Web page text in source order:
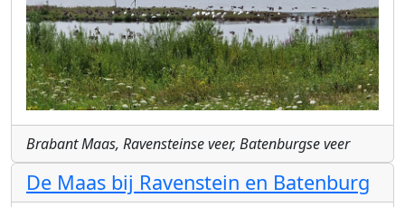
Brabant Maas, Ravensteinse veer, Batenburgse veer
De Maas bij Ravenstein en Batenburg